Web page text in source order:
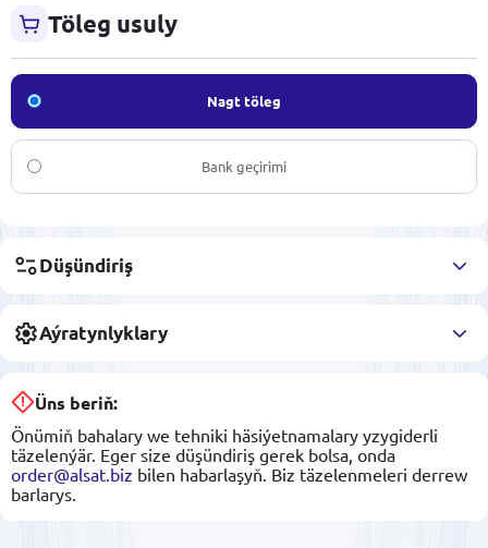
Töleg usuly
Nagt töleg
Bank geçirimi
Düşündiriş
Aýratynlyklary
Üns beriň:
Önümiň bahalary we tehniki häsiýetnamalary yzygiderli
täzelenýär. Eger size düşündiriş gerek bolsa, onda
order@alsat.biz bilen habarlaşyň. Biz täzelenmeleri derrew
barlarys.